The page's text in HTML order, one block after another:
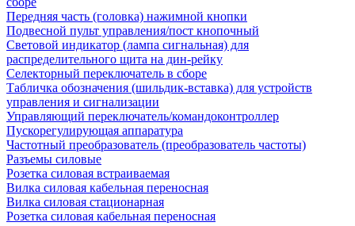
Передняя часть (головка) нажимной кнопки
Подвесной пульт управления/пост кнопочный
Световой индикатор (лампа сигнальная) для
распределительного щита на дин-рейку
Селекторный переключатель в сборе
Табличка обозначения (шильдик-вставка) для устройств
управления и сигнализации
Управляющий переключатель/командоконтроллер
Пускорегулирующая аппаратура
Частотный преобразователь (преобразователь частоты)
Разъемы силовые
Розетка силовая встраиваемая
Вилка силовая кабельная переносная
Вилка силовая стационарная
Розетка силовая кабельная переносная